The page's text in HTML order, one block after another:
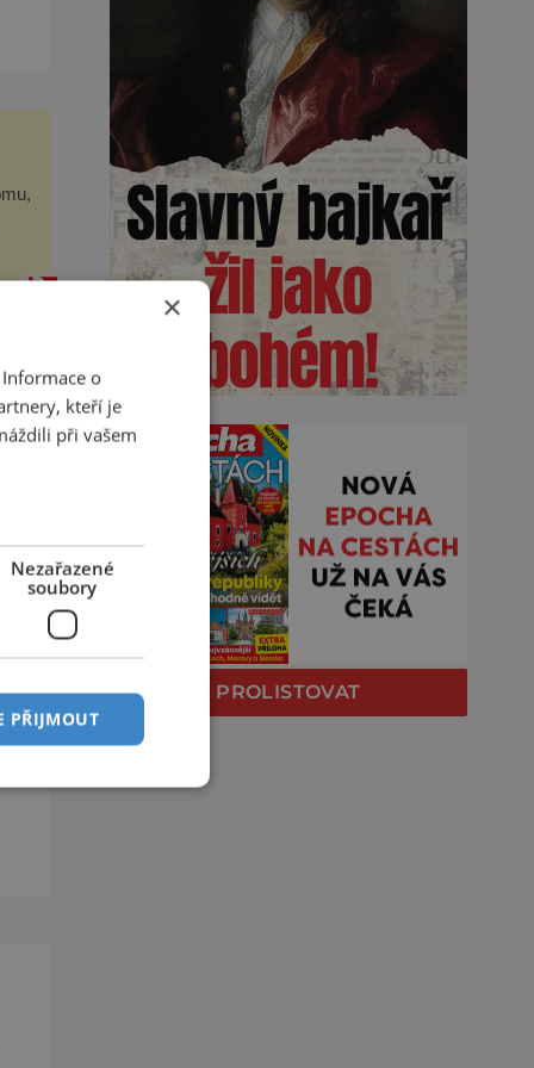
PROLISTOVAT
×
o
kteří je
při vašem
Nezařazené
soubory
PŘIJMOUT